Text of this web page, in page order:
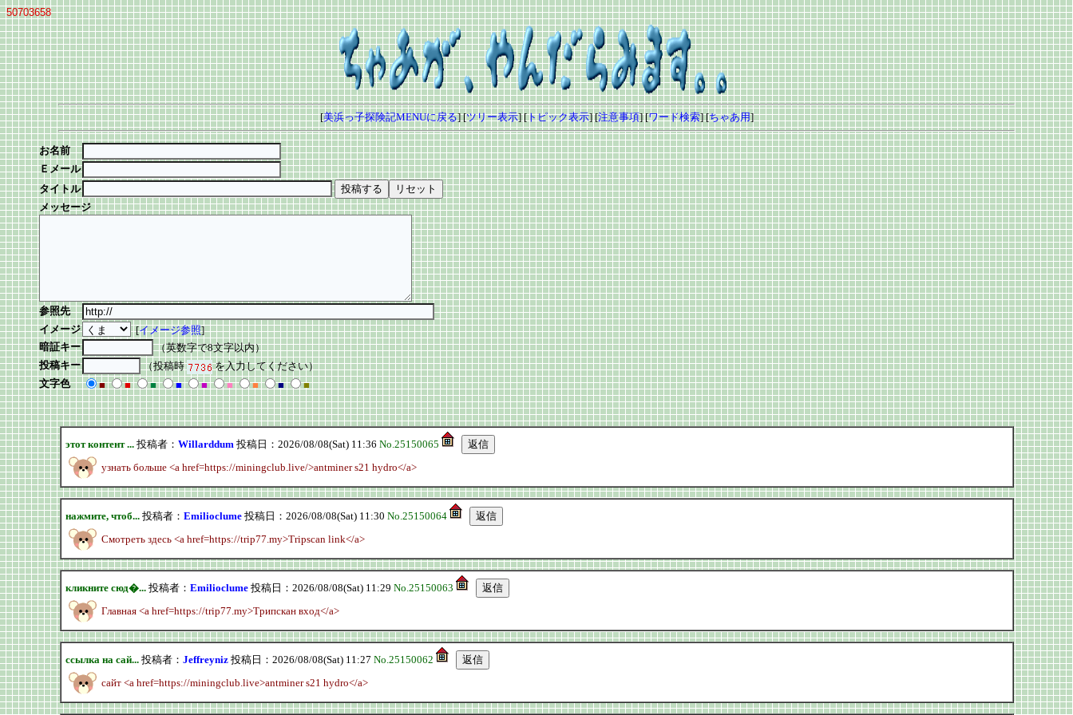
50703658
[美浜っ子探険記MENUに戻る] [ツリー表示] [トピック表示] [注意事項] [ワード検索] [ちゃあ用]
お名前
Ｅメール
タイトル
メッセージ
参照先
イメージ
[イメージ参照]
暗証キー
（英数字で8文字以内）
投稿キー
（投稿時
を入力してください）
文字色
■ ■ ■ ■ ■ ■ ■ ■ ■
этот контент ...投稿者： Willarddum 投稿日：2026/08/08(Sat) 11:36 No.25150065
узнать больше <a href=https://miningclub.live/>antminer s21 hydro</a>
нажмите, чтоб...投稿者： Emilioclume投稿日：2026/08/08(Sat) 11:30 No.25150064
Смотреть здесь <a href=https://trip77.my>Tripscan link</a>
кликните сюд�...投稿者： Emilioclume投稿日：2026/08/08(Sat) 11:29 No.25150063
Главная <a href=https://trip77.my>Трипскан вход</a>
ссылка на сай...投稿者： Jeffreyniz投稿日：2026/08/08(Sat) 11:27 No.25150062
сайт <a href=https://miningclub.live>antminer s21 hydro</a>